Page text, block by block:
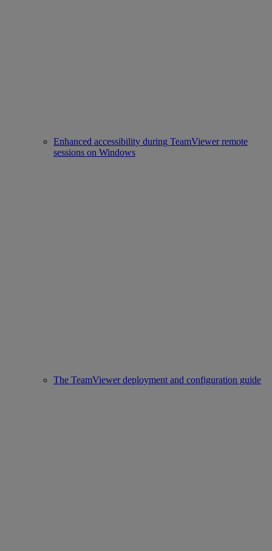
Enhanced accessibility during TeamViewer remote
sessions on Windows
The TeamViewer deployment and configuration guide